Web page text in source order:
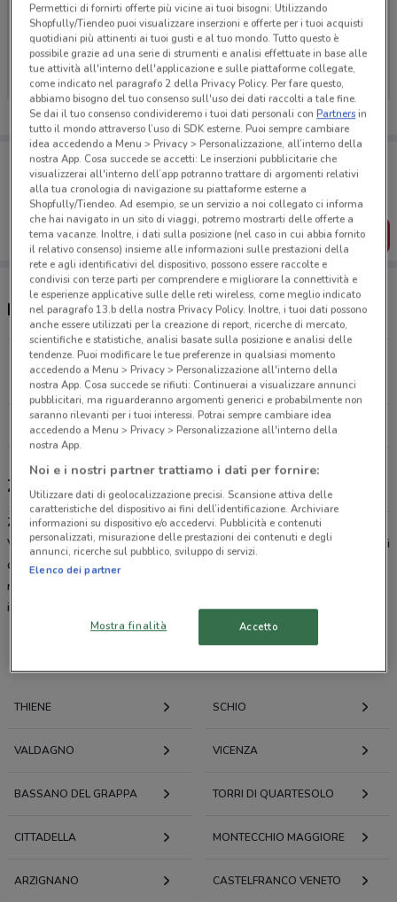
Ci dispiace, al momento non abbiamo pubblicato
volantini nella tua zona. Riprova più tardi.
Porta DoveConviene sempre con te!
Puoi trovare le migliori offerte dei negozi vicino a te,
salvarle e creare la tua lista del risparmio, comodamente
dal tuo cellulare.
SCARICA L’APP
Negozi ZooPlanet a Thiene
Via Cà del Luogo, 6 Bolzano Vicentino
17.2 km
CHIUSO
Tutti i negozi ZooPlanet
ZooPlanet, offerte e negozi
Zoo Planetè una catena di animali nata nel 1996 dalla famiglia
Vanzetto, i cui punti vendita trattano articoli per cani, gatti e animali
domestici. L'insegna importa in esclusiva per l’Italia marchi di
rilevanza internazionale, proponendo sempre nuove offerte per
intercettare le migliori tendenze del mercato.
THIENE SCHIO
VALDAGNO VICENZA
BASSANO DEL GRAPPA TORRI DI QUARTESOLO
CITTADELLA MONTECCHIO MAGGIORE
ARZIGNANO CASTELFRANCO VENETO
Permettici di fornirti offerte più vicine ai tuoi bisogni: Utilizzando
Shopfully/Tiendeo puoi visualizzare inserzioni e offerte per i tuoi acquisti
quotidiani più attinenti ai tuoi gusti e al tuo mondo. Tutto questo è
possibile grazie ad una serie di strumenti e analisi effettuate in base alle
tue attività all'interno dell'applicazione e sulle piattaforme collegate,
come indicato nel paragrafo 2 della Privacy Policy. Per fare questo,
abbiamo bisogno del tuo consenso sull'uso dei dati raccolti a tale fine.
Se dai il tuo consenso condivideremo i tuoi dati personali conPartnersin
tutto il mondo attraverso l’uso di SDK esterne. Puoi sempre cambiare
idea accedendo a Menu > Privacy > Personalizzazione, all’interno della
nostra App. Cosa succede se accetti: Le inserzioni pubblicitarie che
visualizzerai all'interno dell’app potranno trattare di argomenti relativi
alla tua cronologia di navigazione su piattaforme esterne a
Shopfully/Tiendeo. Ad esempio, se un servizio a noi collegato ci informa
che hai navigato in un sito di viaggi, potremo mostrarti delle offerte a
tema vacanze. Inoltre, i dati sulla posizione (nel caso in cui abbia fornito
il relativo consenso) insieme alle informazioni sulle prestazioni della
rete e agli identificativi del dispositivo, possono essere raccolte e
condivisi con terze parti per comprendere e migliorare la connettività e
le esperienze applicative sulle delle reti wireless, come meglio indicato
nel paragrafo 13.b della nostra Privacy Policy. Inoltre, i tuoi dati possono
anche essere utilizzati per la creazione di report, ricerche di mercato,
scientifiche e statistiche, analisi basate sulla posizione e analisi delle
tendenze. Puoi modificare le tue preferenze in qualsiasi momento
accedendo a Menu > Privacy > Personalizzazione all'interno della
nostra App. Cosa succede se rifiuti: Continuerai a visualizzare annunci
pubblicitari, ma riguarderanno argomenti generici e probabilmente non
saranno rilevanti per i tuoi interessi. Potrai sempre cambiare idea
accedendo a Menu > Privacy > Personalizzazione all'interno della
nostra App.
Noi e i nostri partner trattiamo i dati per fornire:
Utilizzare dati di geolocalizzazione precisi. Scansione attiva delle
caratteristiche del dispositivo ai fini dell’identificazione. Archiviare
informazioni su dispositivo e/o accedervi. Pubblicità e contenuti
personalizzati, misurazione delle prestazioni dei contenuti e degli
annunci, ricerche sul pubblico, sviluppo di servizi.
Elenco dei partner
Mostra finalità Accetto